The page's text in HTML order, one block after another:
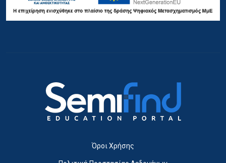
Όροι Χρήσης